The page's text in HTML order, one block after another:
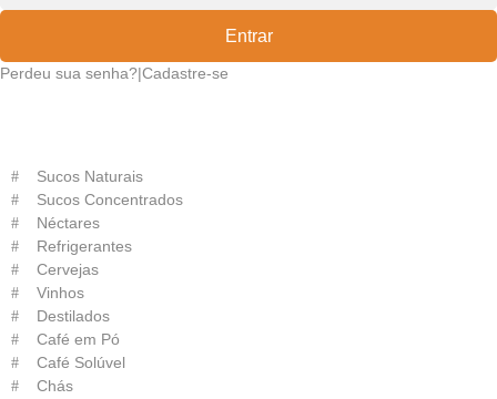
Entrar
Perdeu sua senha?|Cadastre-se
Sucos Naturais
Sucos Concentrados
Néctares
Refrigerantes
Cervejas
Vinhos
Destilados
Café em Pó
Café Solúvel
Chás